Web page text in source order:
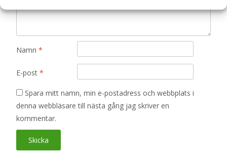
Namn *
E-post *
Spara mitt namn, min e-postadress och webbplats i
denna webbläsare till nästa gång jag skriver en
kommentar.